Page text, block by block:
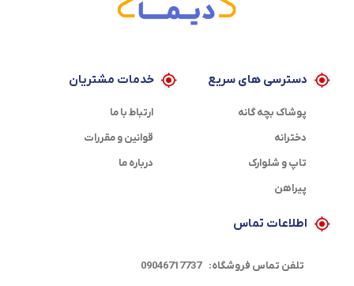
دسترسی های سریع
پوشاک بچه گانه
دخترانه
تاپ و شلوارک
پیراهن
خدمات مشتریان
ارتباط با ما
قوانین و مقررات
درباره ما
اطلاعات تماس
تلفن تماس فروشگاه: 09046717737